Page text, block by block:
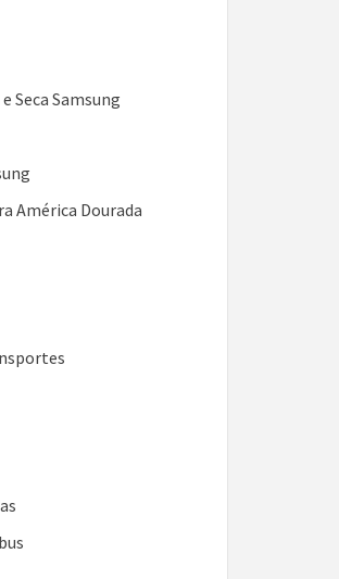
Seca Samsung
América Dourada